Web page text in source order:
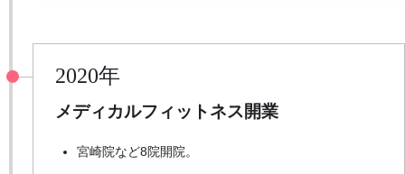
2020年
メディカルフィットネス開業
宮崎院など8院開院。